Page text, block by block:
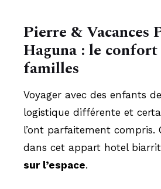
Pierre & Vacances
Haguna : le
familles
Voyager avec des enfants
logistique différente et
l’ont parfaitement compris.
dans cet appart hotel
sur l’espace.